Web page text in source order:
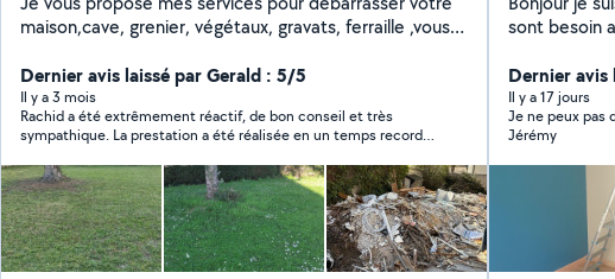
maison,cave, grenier, végétaux, gravats, ferraille ,vous
terrassement avec la Mini pelle.....
Dernier avis laissé par Gerald : 5/5
Il y a 3 mois
Rachid a été extrêmement réactif, de bon conseil et très
sympathique. La prestation a été réalisée en un temps record.
sont besoin au déménagement entretien du jardin
Dernier avis
Il y a 17 jours
Je ne peux pas
Jérémy